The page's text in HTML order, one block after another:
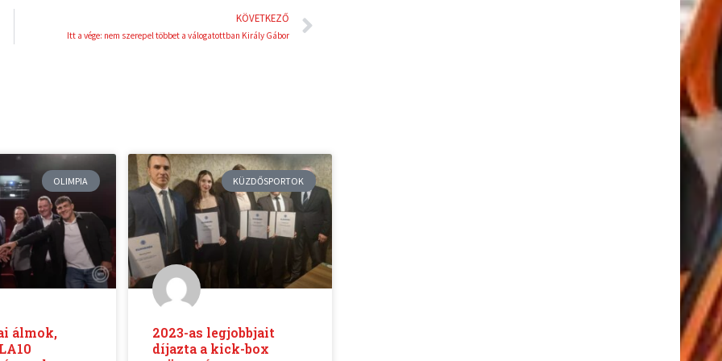
KÖVETKEZŐ
Itt a vége: nem szerepel többet a válogatottban Király Gábor
OLIMPIA
álmok,
KÜZDŐSPORTOK
2023-as legjobbjait
díjazta a kick-box